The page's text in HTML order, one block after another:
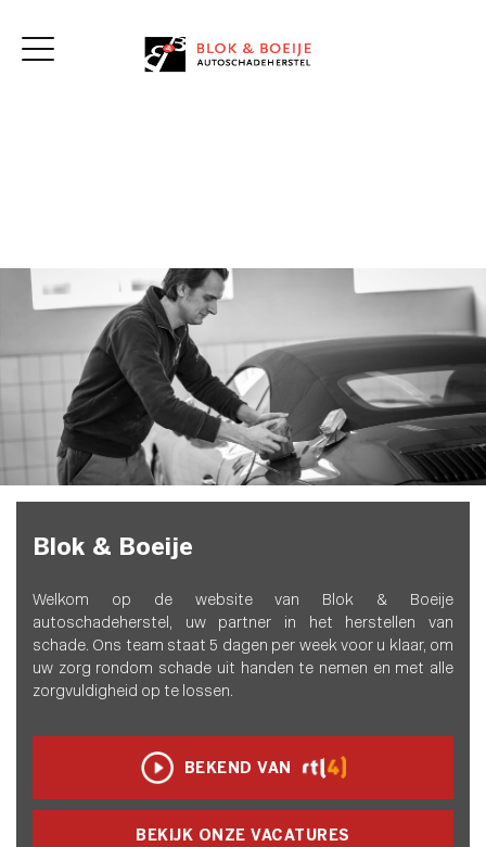
Blok & Boeije
Welkom op de website van Blok & Boeije
autoschadeherstel, uw partner in het herstellen van
schade. Ons team staat 5 dagen per week voor u klaar, om
uw zorg rondom schade uit handen te nemen en met alle
zorgvuldigheid op te lossen.
BEKEND VAN
BEKIJK ONZE VACATURES